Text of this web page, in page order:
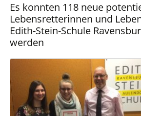
Es konnten 118 neue
Lebensretterinnen und
Edith-Stein-Schule
werden